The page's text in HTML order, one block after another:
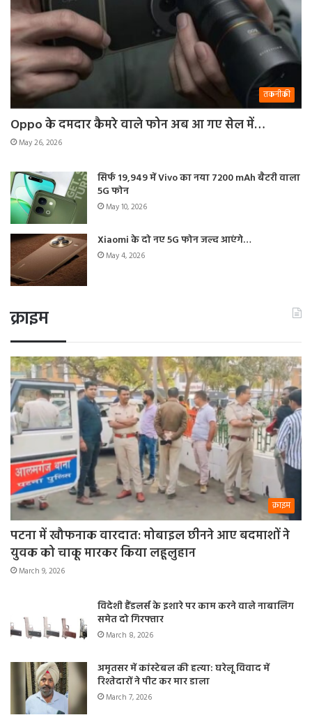
तकनीकी
Oppo के दमदार कैमरे वाले फोन अब आ गए सेल में…
May 26, 2026
सिर्फ 19,949 में Vivo का नया 7200 mAh बैटरी वाला
5G फोन
May 10, 2026
Xiaomi के दो नए 5G फोन जल्द आएंगे…
May 4, 2026
क्राइम
क्राइम
पटना में खौफनाक वारदात: मोबाइल छीनने आए बदमाशों ने
युवक को चाकू मारकर किया लहूलुहान
March 9, 2026
विदेशी हैंडलर्स के इशारे पर काम करने वाले नाबालिग
समेत दो गिरफ्तार
March 8, 2026
अमृतसर में कांस्टेबल की हत्या: घरेलू विवाद में
रिश्तेदारों ने पीट कर मार डाला
March 7, 2026